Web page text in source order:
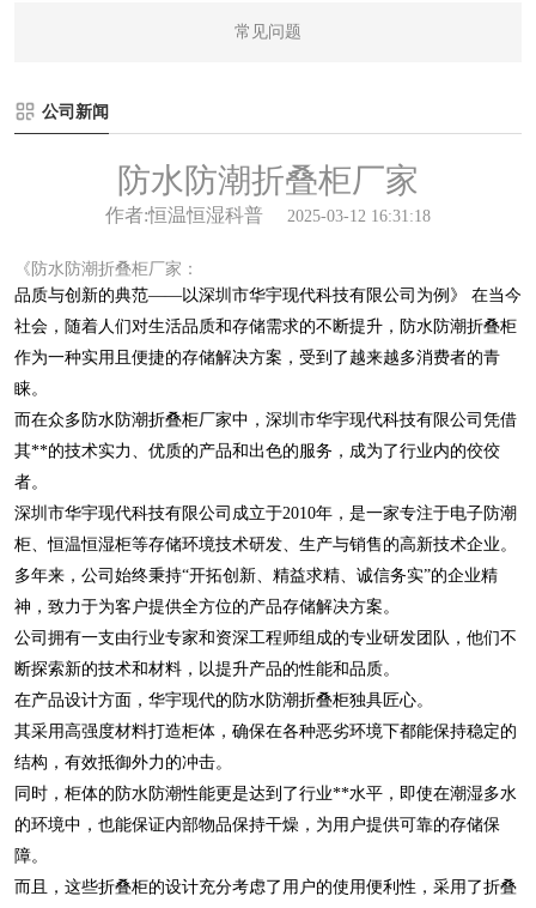
常见问题
公司新闻
防水防潮折叠柜厂家
作者:恒温恒湿科普 2025-03-12 16:31:18
《防水防潮折叠柜厂家：
品质与创新的典范——以深圳市华宇现代科技有限公司为例》 在当今
社会，随着人们对生活品质和存储需求的不断提升，防水防潮折叠柜
作为一种实用且便捷的存储解决方案，受到了越来越多消费者的青
睐。
而在众多防水防潮折叠柜厂家中，深圳市华宇现代科技有限公司凭借
其**的技术实力、优质的产品和出色的服务，成为了行业内的佼佼
者。
深圳市华宇现代科技有限公司成立于2010年，是一家专注于电子防潮
柜、恒温恒湿柜等存储环境技术研发、生产与销售的高新技术企业。
多年来，公司始终秉持“开拓创新、精益求精、诚信务实”的企业精
神，致力于为客户提供全方位的产品存储解决方案。
公司拥有一支由行业专家和资深工程师组成的专业研发团队，他们不
断探索新的技术和材料，以提升产品的性能和品质。
在产品设计方面，华宇现代的防水防潮折叠柜独具匠心。
其采用高强度材料打造柜体，确保在各种恶劣环境下都能保持稳定的
结构，有效抵御外力的冲击。
同时，柜体的防水防潮性能更是达到了行业**水平，即使在潮湿多水
的环境中，也能保证内部物品保持干燥，为用户提供可靠的存储保
障。
而且，这些折叠柜的设计充分考虑了用户的使用便利性，采用了折叠